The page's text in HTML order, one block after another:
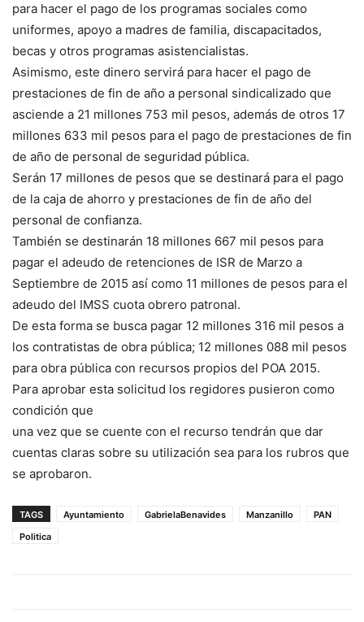
para hacer el pago de los programas sociales como
uniformes, apoyo a madres de familia, discapacitados,
becas y otros programas asistencialistas.
Asimismo, este dinero servirá para hacer el pago de
prestaciones de fin de año a personal sindicalizado que
asciende a 21 millones 753 mil pesos, además de otros 17
millones 633 mil pesos para el pago de prestaciones de fin
de año de personal de seguridad pública.
Serán 17 millones de pesos que se destinará para el pago
de la caja de ahorro y prestaciones de fin de año del
personal de confianza.
También se destinarán 18 millones 667 mil pesos para
pagar el adeudo de retenciones de ISR de Marzo a
Septiembre de 2015 así como 11 millones de pesos para el
adeudo del IMSS cuota obrero patronal.
De esta forma se busca pagar 12 millones 316 mil pesos a
los contratistas de obra pública; 12 millones 088 mil pesos
para obra pública con recursos propios del POA 2015.
Para aprobar esta solicitud los regidores pusieron como
condición que
una vez que se cuente con el recurso tendrán que dar
cuentas claras sobre su utilización sea para los rubros que
se aprobaron.
TAGS Ayuntamiento GabrielaBenavides Manzanillo
PAN
Politica